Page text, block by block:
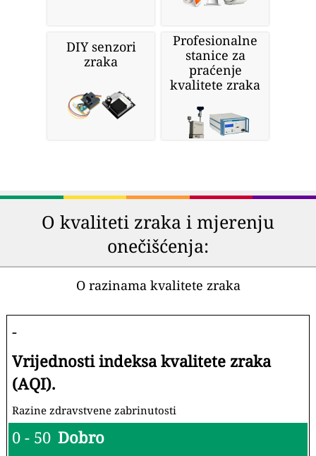
DIY senzori
zraka
Profesionalne
stanice za
praćenje
kvalitete zraka
O kvaliteti zraka i mjerenju
onečišćenja:
O razinama kvalitete zraka
-
Vrijednosti indeksa kvalitete zraka
(AQI).
Razine zdravstvene zabrinutosti
0 - 50 Dobro